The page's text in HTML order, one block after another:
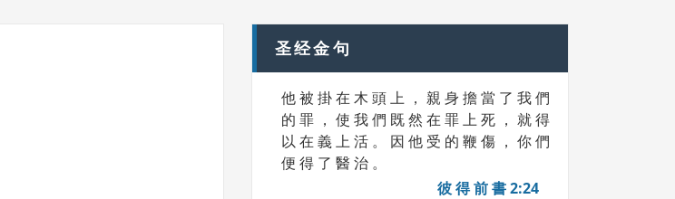
圣经金句
他 被 掛 在 木 頭 上 ， 親 身 擔 當 了 我 們
的 罪 ， 使 我 們 既 然 在 罪 上 死 ， 就 得
以 在 義 上 活 。 因 他 受 的 鞭 傷 ， 你 們
便 得 了 醫 治 。
彼 得 前 書 2:24